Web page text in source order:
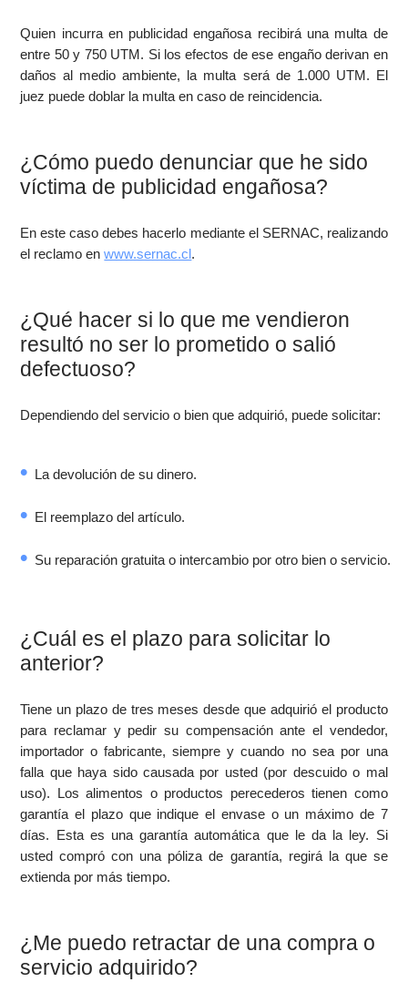
Quien incurra en publicidad engañosa recibirá una multa de
entre 50 y 750 UTM. Si los efectos de ese engaño derivan en
daños al medio ambiente, la multa será de 1.000 UTM. El
juez puede doblar la multa en caso de reincidencia.
¿Cómo puedo denunciar que he sido
víctima de publicidad engañosa?
En este caso debes hacerlo mediante el SERNAC, realizando
el reclamo enwww.sernac.cl.
¿Qué hacer si lo que me vendieron
resultó no ser lo prometido o salió
defectuoso?
Dependiendo del servicio o bien que adquirió, puede solicitar:
La devolución de su dinero.
El reemplazo del artículo.
Su reparación gratuita o intercambio por otro bien o servicio.
¿Cuál es el plazo para solicitar lo
anterior?
Tiene un plazo de tres meses desde que adquirió el producto
para reclamar y pedir su compensación ante el vendedor,
importador o fabricante, siempre y cuando no sea por una
falla que haya sido causada por usted (por descuido o mal
uso). Los alimentos o productos perecederos tienen como
garantía el plazo que indique el envase o un máximo de 7
días. Esta es una garantía automática que le da la ley. Si
usted compró con una póliza de garantía, regirá la que se
extienda por más tiempo.
¿Me puedo retractar de una compra o
servicio adquirido?